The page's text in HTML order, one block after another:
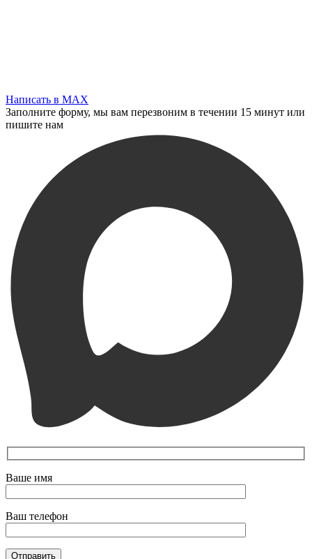
Написать в MAX
Заполните форму, мы вам перезвоним в течении 15 минут или
пишите нам
Ваше имя
Ваш телефон